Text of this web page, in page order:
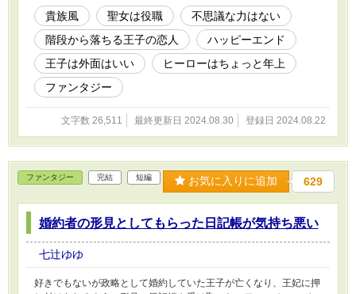
貴族風 聖女は役職
不思議な力はない
階段から落ちる王子の恋人
ハッピーエンド
王子は外面はいい
ヒーローはちょっと年上
ファンタジー
文字数 26,511 最終更新日 2024.08.30 登録日 2024.08.22
ファンタジー 完結 短編 お気に入りに追加 629
婚約者の形見としてもらった日記帳が気持ち悪い
七辻ゆゆ
好きでもないが政略として婚約していた王子が亡くなり、王妃に押